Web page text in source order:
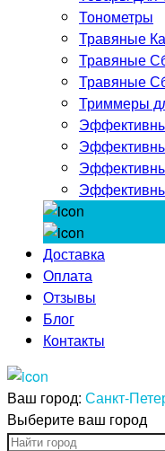
Тонометры
Травяные
Травяные
Травяные
Триммеры
Доставка
Оплата
Отзывы
Блог
Контакты
Ваш город: Санкт-
Выберите ваш город